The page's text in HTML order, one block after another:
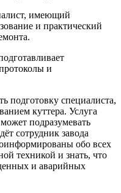
имеющий
и практический
и
подготовку специалиста,
куттера. Услуга
подразумевать
сотрудник завода
обо всех
техникой и знать, что
и аварийных